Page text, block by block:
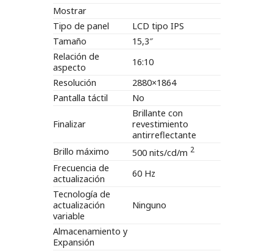
Mostrar
Tipo de panel
LCD tipo IPS
Tamaño
15,3″
Relación de
aspecto
16:10
Resolución
2880×1864
Pantalla táctil
No
Finalizar
Brillante con
revestimiento
antirreflectante
Brillo máximo
500 nits/cd/m 2
Frecuencia de
actualización
60 Hz
Tecnología de
actualización
variable
Ninguno
Almacenamiento y
Expansión